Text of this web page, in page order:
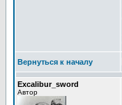
Вернуться к началу
Excalibur_sword
Автор